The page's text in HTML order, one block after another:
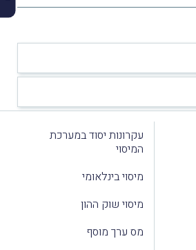
עקרונות יסוד במערכת
המיסוי
מיסוי בינלאומי
מיסוי שוק ההון
מס ערך מוסף